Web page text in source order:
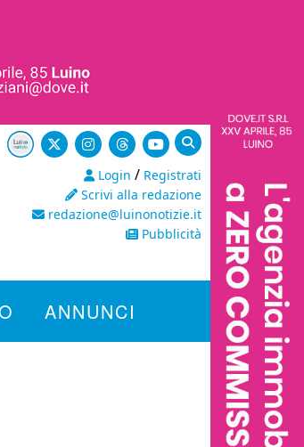
Login / Registrati
Scrivi alla redazione
redazione@luinonotizie.it
Pubblicità
ANNUNCI